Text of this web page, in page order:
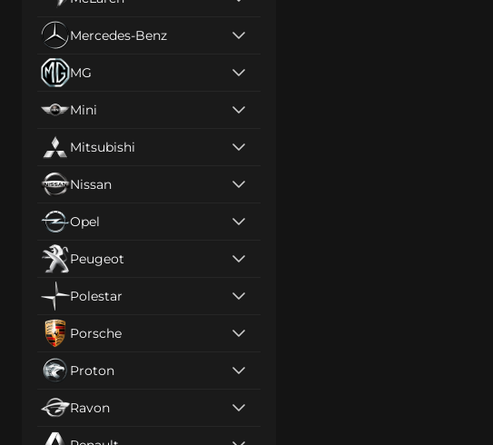
Mercedes-Benz
MG
Mini
Mitsubishi
Nissan
Opel
Peugeot
Polestar
Porsche
Proton
Ravon